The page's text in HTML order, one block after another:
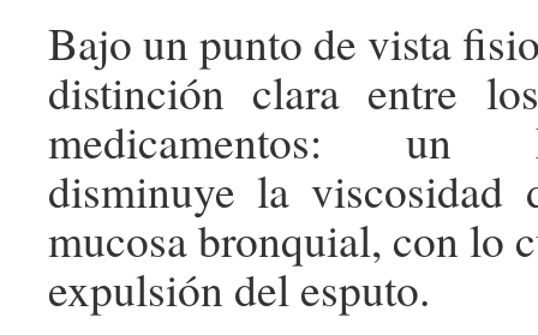
Bajo un punto de vista
distinción clara entre
medicamentos: un
disminuye la viscosidad
mucosa bronquial, con lo
expulsión del esputo.